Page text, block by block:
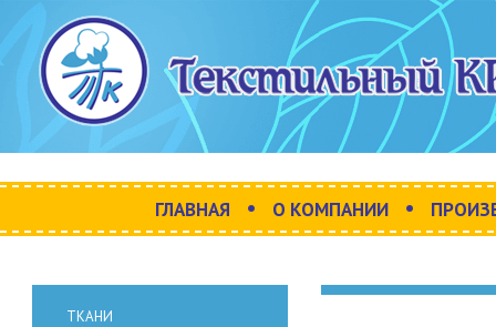
ГЛАВНАЯ • О КОМПАНИИ •
ТКАНИ